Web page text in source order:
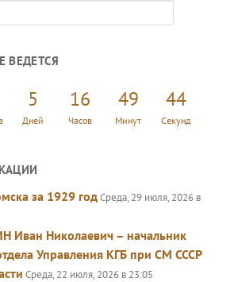
ВЕДЕТСЯ
5
Дней
16
Часов
49
Минут
45
Секунд
за 1929 годСреда, 29 июля, 2026 в
Иван Николаевич – начальник
Управления КГБ при СМ СССР
Среда, 22 июля, 2026 в 23:05